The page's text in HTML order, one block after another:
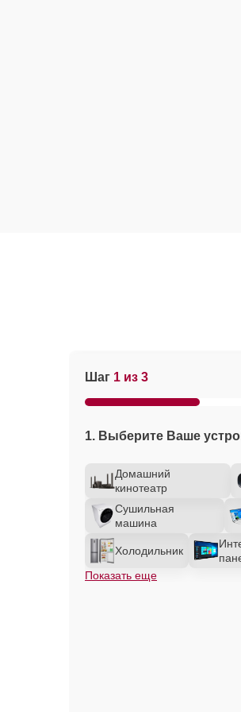
Шаг 1 из 3
1. Выберите Ваше
Домашний
кинотеатр
Сушильная
машина
Холодильник
Показать еще